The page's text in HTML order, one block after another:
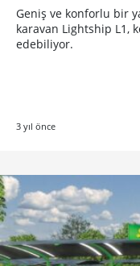
Geniş ve konforlu bir
karavan Lightship L1,
edebiliyor.
3 yıl önce